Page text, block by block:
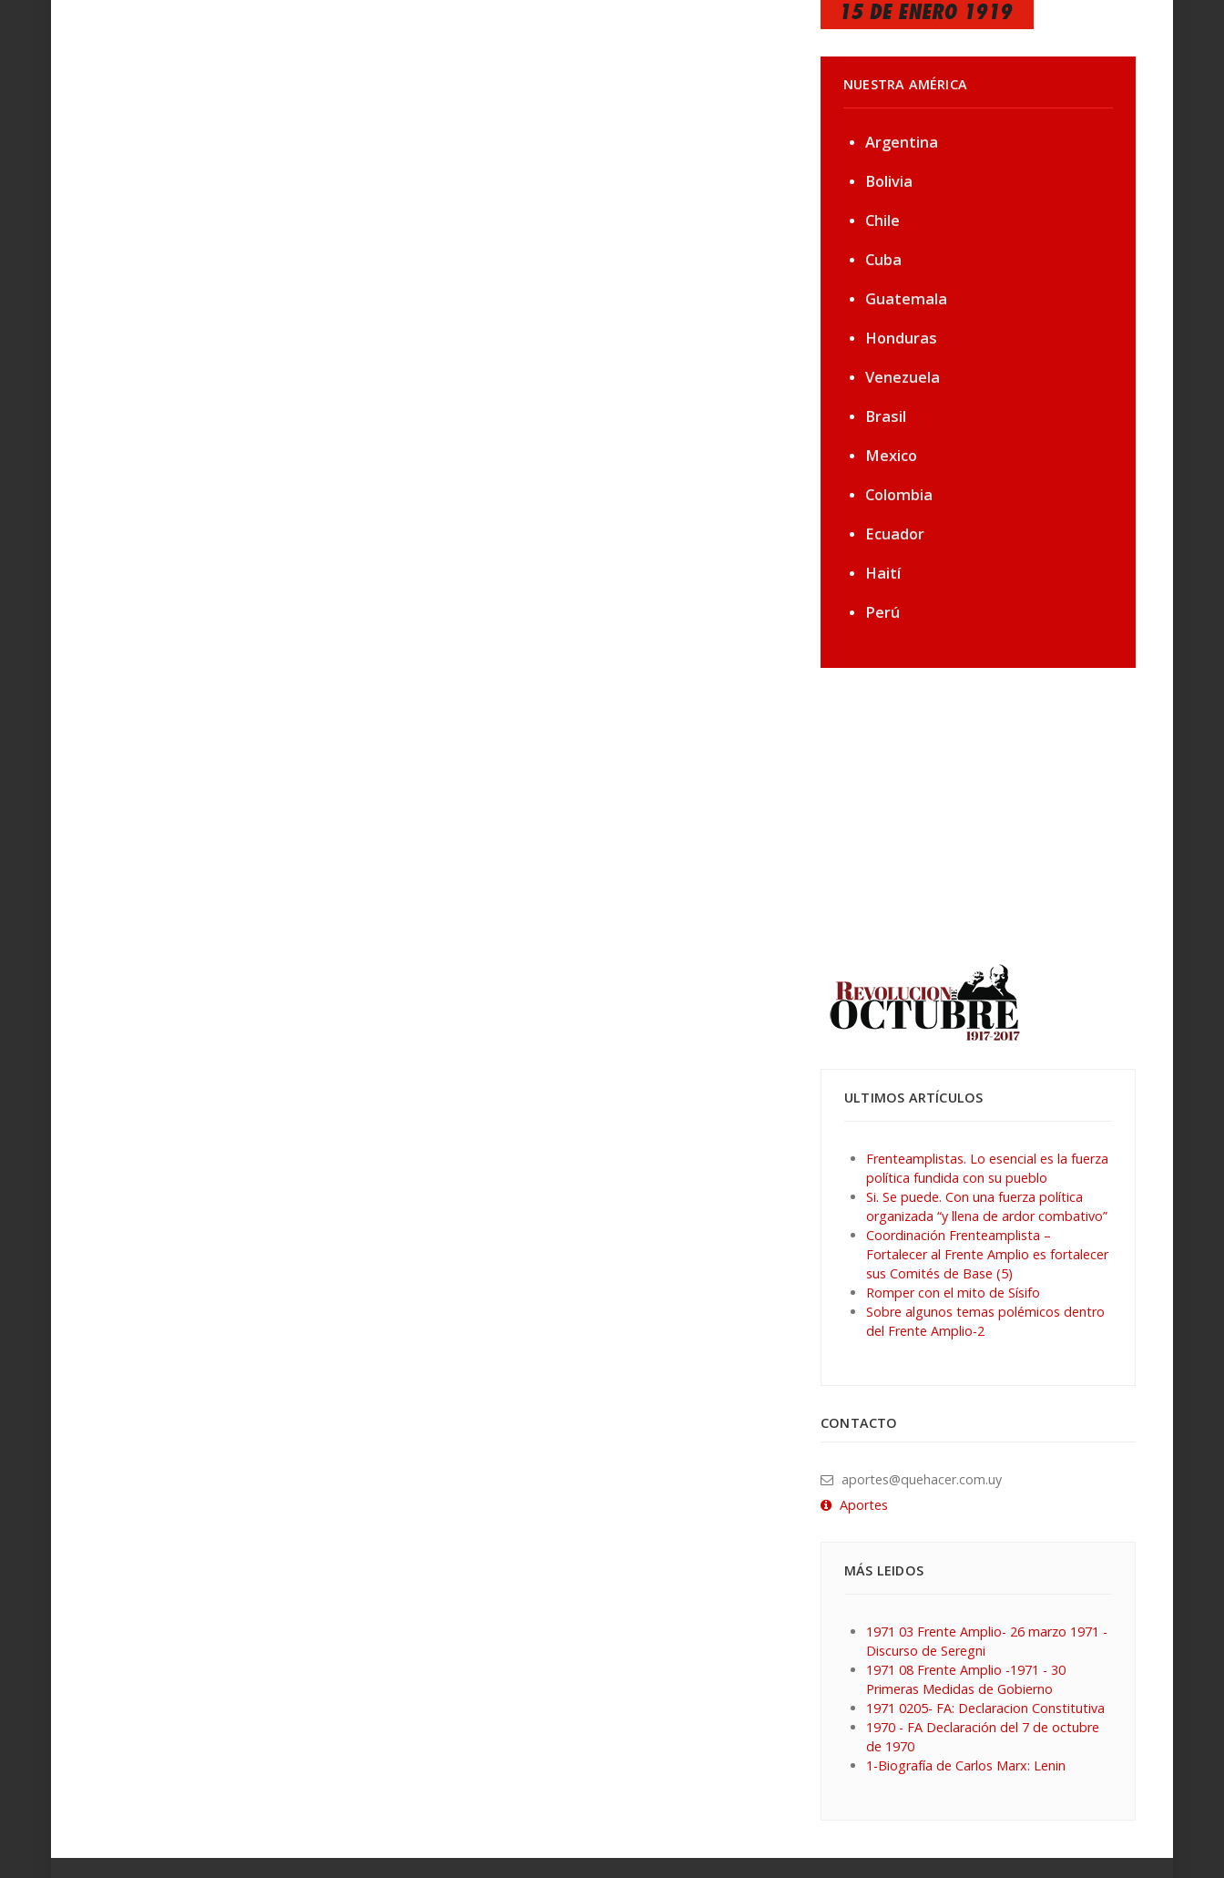
NUESTRA AMÉRICA
Argentina
Bolivia
Chile
Cuba
Guatemala
Honduras
Venezuela
Brasil
Mexico
Colombia
Ecuador
Haití
Perú
ULTIMOS ARTÍCULOS
Frenteamplistas. Lo esencial es la fuerza
política fundida con su pueblo
Si. Se puede. Con una fuerza política
organizada “y llena de ardor combativo”
Coordinación Frenteamplista –
Fortalecer al Frente Amplio es fortalecer
sus Comités de Base (5)
Romper con el mito de Sísifo
Sobre algunos temas polémicos dentro
del Frente Amplio-2
CONTACTO
aportes@quehacer.com.uy
Aportes
MÁS LEIDOS
1971 03 Frente Amplio- 26 marzo 1971 -
Discurso de Seregni
1971 08 Frente Amplio -1971 - 30
Primeras Medidas de Gobierno
1971 0205- FA: Declaracion Constitutiva
1970 - FA Declaración del 7 de octubre
de 1970
1-Biografía de Carlos Marx: Lenin